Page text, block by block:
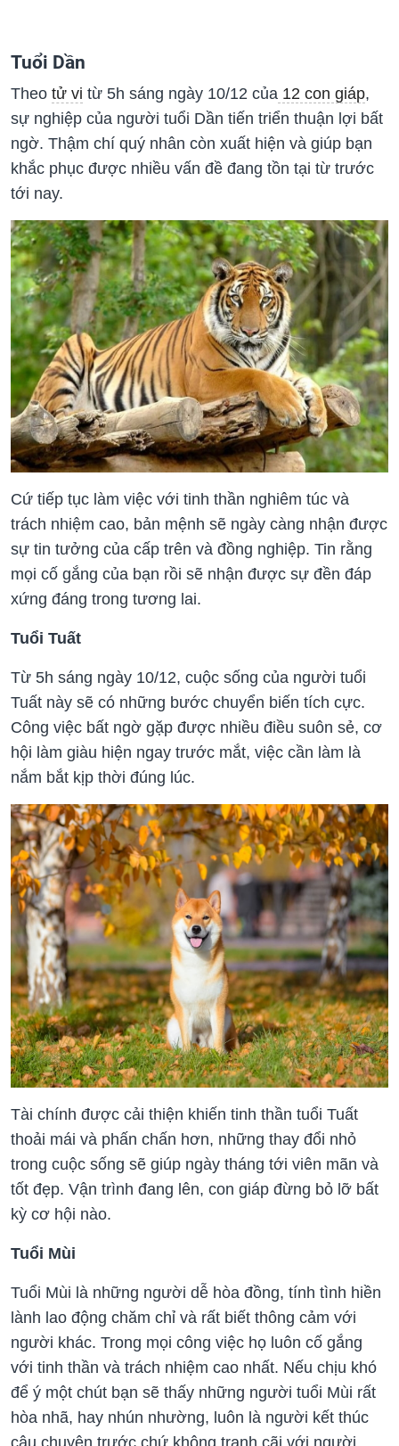
Tuổi Dần
Theo tử vi từ 5h sáng ngày 10/12 của 12 con giáp,
sự nghiệp của người tuổi Dần tiến triển thuận lợi bất
ngờ. Thậm chí quý nhân còn xuất hiện và giúp bạn
khắc phục được nhiều vấn đề đang tồn tại từ trước
tới nay.
Cứ tiếp tục làm việc với tinh thần nghiêm túc và
trách nhiệm cao, bản mệnh sẽ ngày càng nhận được
sự tin tưởng của cấp trên và đồng nghiệp. Tin rằng
mọi cố gắng của bạn rồi sẽ nhận được sự đền đáp
xứng đáng trong tương lai.
Tuổi Tuất
Từ 5h sáng ngày 10/12, cuộc sống của người tuổi
Tuất này sẽ có những bước chuyển biến tích cực.
Công việc bất ngờ gặp được nhiều điều suôn sẻ, cơ
hội làm giàu hiện ngay trước mắt, việc cần làm là
nắm bắt kịp thời đúng lúc.
Tài chính được cải thiện khiến tinh thần tuổi Tuất
thoải mái và phấn chấn hơn, những thay đổi nhỏ
trong cuộc sống sẽ giúp ngày tháng tới viên mãn và
tốt đẹp. Vận trình đang lên, con giáp đừng bỏ lỡ bất
kỳ cơ hội nào.
Tuổi Mùi
Tuổi Mùi là những người dễ hòa đồng, tính tình hiền
lành lao động chăm chỉ và rất biết thông cảm với
người khác. Trong mọi công việc họ luôn cố gắng
với tinh thần và trách nhiệm cao nhất. Nếu chịu khó
để ý một chút bạn sẽ thấy những người tuổi Mùi rất
hòa nhã, hay nhún nhường, luôn là người kết thúc
câu chuyện trước chứ không tranh cãi với người